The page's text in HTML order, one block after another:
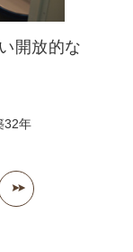
開放的な
32年